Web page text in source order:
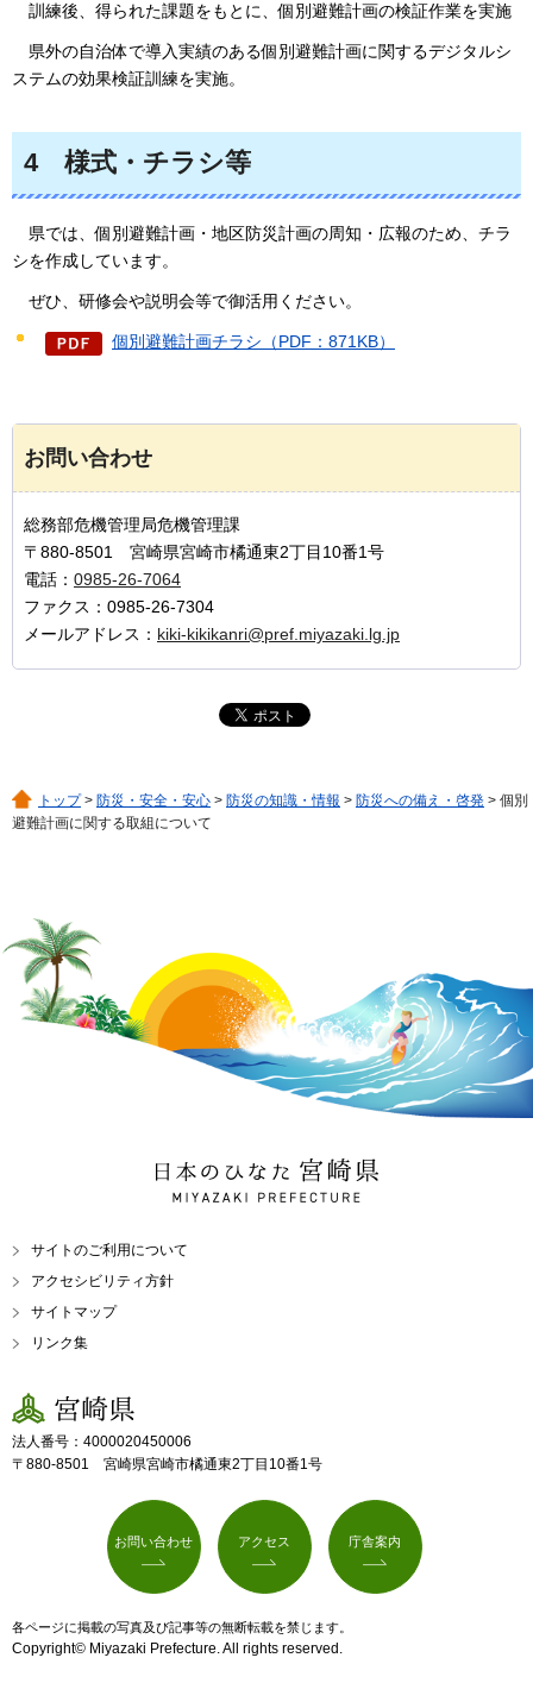
訓練後、得られた課題をもとに、個別避難計画の検証作業を実施
県外の自治体で導入実績のある個別避難計画に関するデジタルシ
ステムの効果検証訓練を実施。
4 様式・チラシ等
県では、個別避難計画・地区防災計画の周知・広報のため、チラ
シを作成しています。
ぜひ 、研修会や説明会等で御活用ください。
個別避難計画チラシ（PDF：871KB）
お問い合わせ
総務部危機管理局危機管理課
〒880-8501 宮崎県宮崎市橘通東2丁目10番1号
電話： 0985-26-7064
ファクス：0985-26-7304
メールアドレス： kiki-kikikanri@pref.miyazaki.lg.jp
トップ> 防災・安全・安心 > 防災の知識・情報 > 防災への備え・啓発 > 個別
避難計画に関する取組について
日本のひなた 宮崎県
MIYAZAKI PREFECTURE
サイトのご利用について
アクセシビリティ方針
サイトマップ
リンク集
宮崎県
法人番号：4000020450006
〒880-8501 宮崎県宮崎市橘通東2丁目10番1号
お問い合わせ アクセス 庁舎案内
各ページに掲載の写真及び記事等の無断転載を禁じます。
Copyright© Miyazaki Prefecture. All rights reserved.